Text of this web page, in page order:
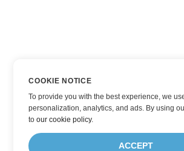
COOKIE NOTICE
To provide you with the best experience, we
personalization, analytics, and ads. By using
toour cookie policy.
ACCEPT